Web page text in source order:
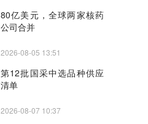
80亿美元，全球两家核药
公司合并
2026-08-05 13:51
第12批国采中选品种供应
清单
2026-08-07 10:37